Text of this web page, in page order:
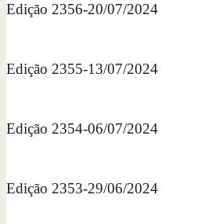
Edição 2356-20/07/2024
Edição 2355-13/07/2024
Edição 2354-06/07/2024
Edição 2353-29/06/2024